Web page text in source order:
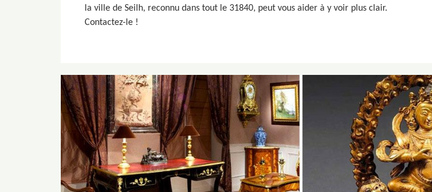
la ville de Seilh, reconnu dans tout le 31840, peut vous aider à y voir plus clair.
Contactez-le !